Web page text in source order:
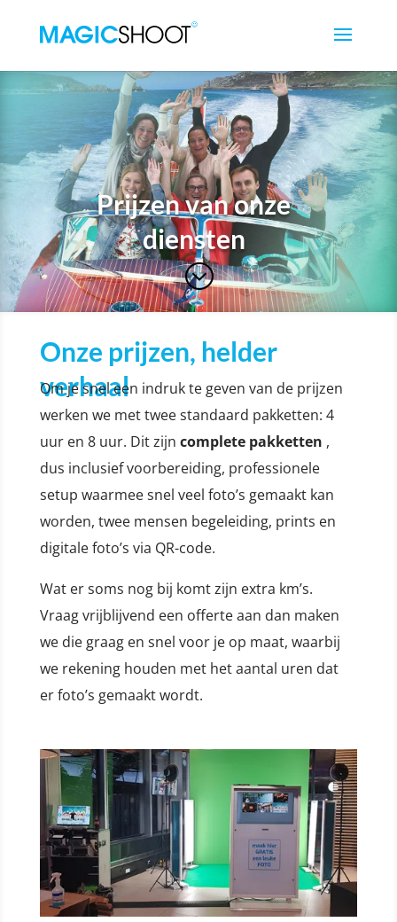
Prijzen van onze
diensten
;
Onze prijzen, helder
verhaal
Om je snel een indruk te geven van de prijzen
werken we met twee standaard pakketten: 4
uur en 8 uur. Dit zijn complete pakketten ,
dus inclusief voorbereiding, professionele
setup waarmee snel veel foto’s gemaakt kan
worden, twee mensen begeleiding, prints en
digitale foto’s via QR-code.
Wat er soms nog bij komt zijn extra km’s.
Vraag vrijblijvend een offerte aan dan maken
we die graag en snel voor je op maat, waarbij
we rekening houden met het aantal uren dat
er foto’s gemaakt wordt.